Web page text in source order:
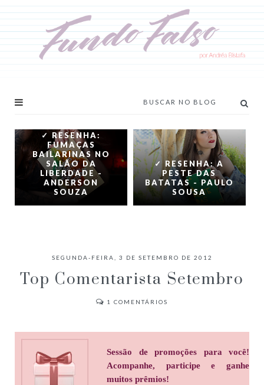
✓ RESENHA:
FUMAÇAS
BAILARINAS NO
SALÃO DA
LIBERDADE -
ANDERSON
SOUZA
✓ RESENHA: A
PESTE DAS
BATATAS - PAULO
SOUSA
SEGUNDA-FEIRA, 3 DE SETEMBRO DE 2012
Top Comentarista Setembro
1 COMENTÁRIOS
Sessão de promoções para você!
Acompanhe, participe e ganhe
muitos prêmios!